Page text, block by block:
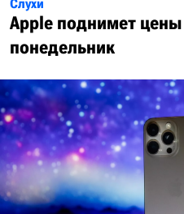
Слухи
Apple поднимет
понедельник